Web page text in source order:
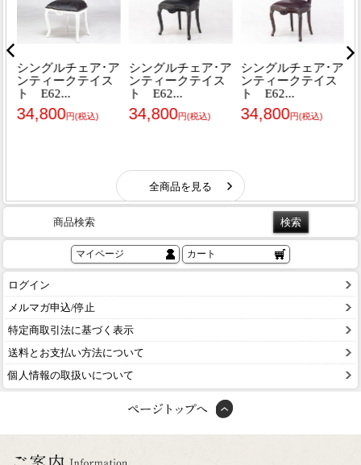
商品検索
マイページ カート
ログイン
メルマガ申込/停止
特定商取引法に基づく表示
送料とお支払い方法について
個人情報の取扱いについて